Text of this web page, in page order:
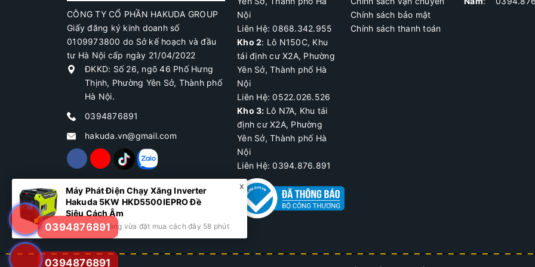
CÔNG TY CỔ PHẦN HAKUDA GROUP
Giấy đăng ký kinh doanh số
0109973800 do Sở kế hoạch và đầu
tư Hà Nội cấp ngày 21/04/2022
ĐKKD: Số 26, ngõ 46 Phố Hưng
Thịnh, Phường Yên Sở, Thành phố
Hà Nội.
0394876891
hakuda.vn@gmail.com
Nội
Liên Hệ: 0868.342.955
Kho 2: Lô N150C, Khu
tái định cư X2A, Phường
Yên Sở, Thành phố Hà
Nội
Liên Hệ:0522.026.526
Kho 3: Lô N7A, Khu tái
định cư X2A, Phường
Yên Sở, Thành phố Hà
Nội
Liên Hệ: 0394.876.891
Chính sách bảo mật
Chính sách thanh toán
0394876891
0394876891
Máy Phát Điện Chạy Xăng Inverter
Hakuda 5KW HKD5500IEPRO Đề
Siêu Cách Âm
Một khách hàng vừa đặt mua cách đây 58 phút